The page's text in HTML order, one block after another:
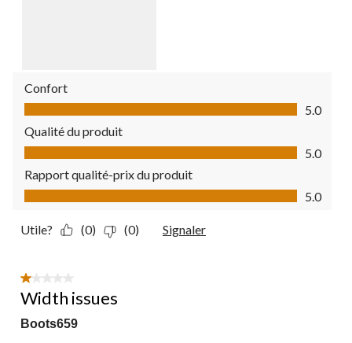
Confort
Confort, 5.0 sur 5
5.0
Qualité du produit
Qualité du produit, 5.0 sur 5
5.0
Rapport qualité-prix du produit
Rapport qualité-prix du produit, 5.0 sur 5
5.0
Utile? (0) (0) Signaler
1 étoile(s) sur 5.
Width issues
Boots659